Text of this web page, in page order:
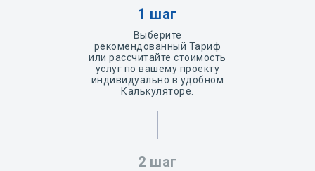
1 шаг
Выберите
рекомендованный Тариф
или рассчитайте стоимость
услуг по вашему проекту
индивидуально в удобном
Калькуляторе.
2 шаг